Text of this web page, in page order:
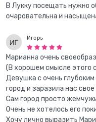
В Лукку посещать нужно
очаровательна и
Игорь
Марианна очень
(В хорошем смысле этого
Девушка с очень
город и заразила нас
Сам город просто
Очень не хотелось его
Хочу лично выразить